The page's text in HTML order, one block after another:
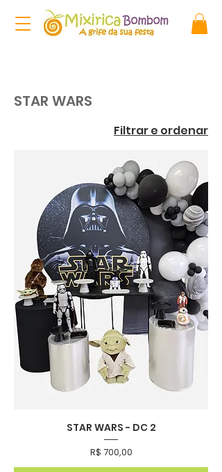
STAR WARS
Filtrar e ordenar
STAR WARS - DC 2
Preço
R$ 700,00